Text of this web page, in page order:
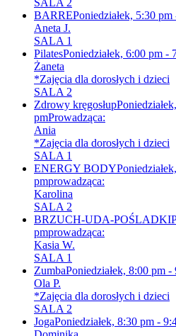
BARREPoniedziałek, 5:30
Aneta J.
SALA 1
PilatesPoniedziałek, 6:00 pm -
Żaneta
*Zajęcia dla dorosłych i dzieci
SALA 2
Zdrowy kręgosłup
pmProwadząca:
Ania
*Zajęcia dla dorosłych i dzieci
SALA 1
ENERGY BODY
pmprowadząca:
Karolina
SALA 2
BRZUCH-UDA-POŚLADKI
pmprowadząca:
Kasia W.
SALA 1
ZumbaPoniedziałek, 8:00 pm -
Ola P.
*Zajęcia dla dorosłych i dzieci
SALA 2
JogaPoniedziałek, 8:30 pm -